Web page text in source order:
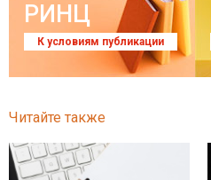
РИНЦ
К условиям публикации
Читайте также